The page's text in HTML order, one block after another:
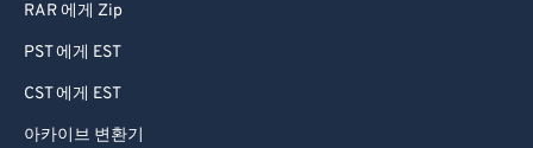
RAR 에게 Zip
PST 에게 EST
CST 에게 EST
아카이브 변환기